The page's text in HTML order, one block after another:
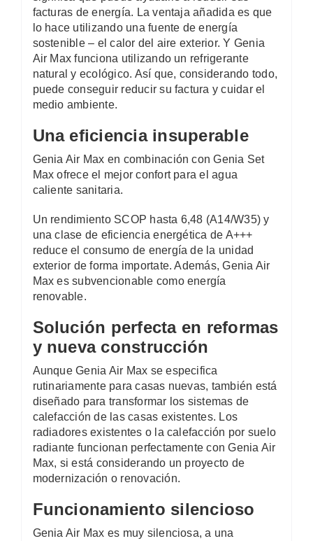
facturas de energía. La ventaja añadida es que
lo hace utilizando una fuente de energía
sostenible – el calor del aire exterior. Y Genia
Air Max funciona utilizando un refrigerante
natural y ecológico. Así que, considerando todo,
puede conseguir reducir su factura y cuidar el
medio ambiente.
Una eficiencia insuperable
Genia Air Max en combinación con Genia Set
Max ofrece el mejor confort para el agua
caliente sanitaria.
Un rendimiento SCOP hasta 6,48 (A14/W35) y
una clase de eficiencia energética de A+++
reduce el consumo de energía de la unidad
exterior de forma importate. Además, Genia Air
Max es subvencionable como energía
renovable.
Solución perfecta en reformas
y nueva construcción
Aunque Genia Air Max se especifica
rutinariamente para casas nuevas, también está
diseñado para transformar los sistemas de
calefacción de las casas existentes. Los
radiadores existentes o la calefacción por suelo
radiante funcionan perfectamente con Genia Air
Max, si está considerando un proyecto de
modernización o renovación.
Funcionamiento silencioso
Genia Air Max es muy silenciosa, a una